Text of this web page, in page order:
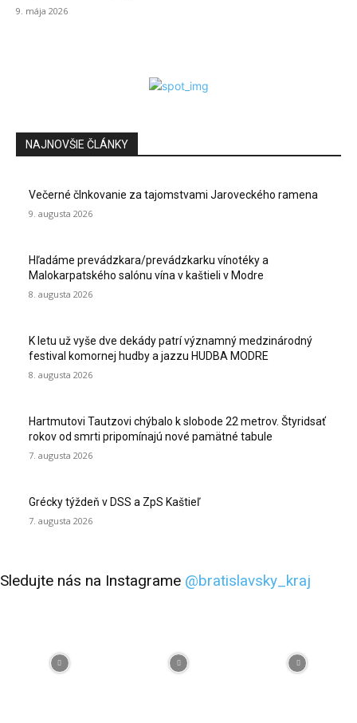
9. mája 2026
NAJNOVŠIE ČLÁNKY
Večerné člnkovanie za tajomstvami Jaroveckého ramena
9. augusta 2026
Hľadáme prevádzkara/prevádzkarku vínotéky a
Malokarpatského salónu vína v kaštieli v Modre
8. augusta 2026
K letu už vyše dve dekády patrí významný medzinárodný
festival komornej hudby a jazzu HUDBA MODRE
8. augusta 2026
Hartmutovi Tautzovi chýbalo k slobode 22 metrov. Štyridsať
rokov od smrti pripomínajú nové pamätné tabule
7. augusta 2026
Grécky týždeň v DSS a ZpS Kaštieľ
7. augusta 2026
Sledujte nás na Instagrame @bratislavsky_kraj